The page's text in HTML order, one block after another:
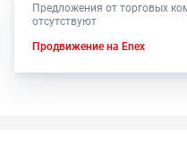
Предложения от торговых
отсутствуют
Продвижение на Enex